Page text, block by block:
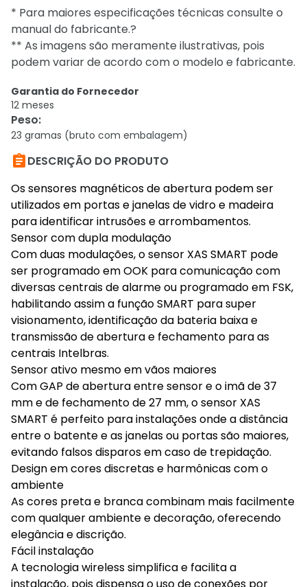
* Para maiores especificações técnicas consulte o
manual do fabricante.?
** As imagens são meramente ilustrativas, pois
podem variar de acordo com o modelo e fabricante.
Garantia do Fornecedor
12 meses
Peso:
23 gramas (bruto com embalagem)
DESCRIÇÃO DO PRODUTO
Os sensores magnéticos de abertura podem ser
utilizados em portas e janelas de vidro e madeira
para identificar intrusões e arrombamentos.
Sensor com dupla modulação
Com duas modulações, o sensor XAS SMART pode
ser programado em OOK para comunicação com
diversas centrais de alarme ou programado em FSK,
habilitando assim a função SMART para super
visionamento, identificação da bateria baixa e
transmissão de abertura e fechamento para as
centrais Intelbras.
Sensor ativo mesmo em vãos maiores
Com GAP de abertura entre sensor e o imã de 37
mm e de fechamento de 27 mm, o sensor XAS
SMART é perfeito para instalações onde a distância
entre o batente e as janelas ou portas são maiores,
evitando falsos disparos em caso de trepidação.
Design em cores discretas e harmônicas com o
ambiente
As cores preta e branca combinam mais facilmente
com qualquer ambiente e decoração, oferecendo
elegância e discrição.
Fácil instalação
A tecnologia wireless simplifica e facilita a